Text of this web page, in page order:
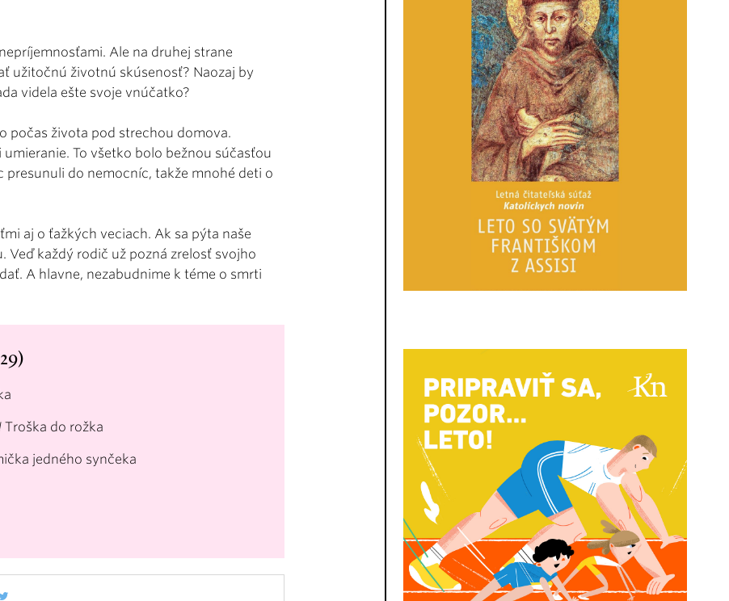
Ale na druhej strane
užitočnú životnú skúsenosť? Naozaj by
videla ešte svoje vnúčatko?
počas života pod strechou domova.
To všetko bolo bežnou súčasťou
do nemocníc, takže mnohé deti o
aj o ťažkých veciach. Ak sa pýta naše
Veď každý rodič už pozná zrelosť svojho
A hlavne, nezabudnime k téme o smrti
Troška do rožka
jedného synčeka